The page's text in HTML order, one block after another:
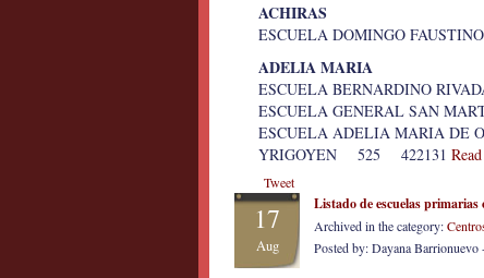
ACHIRAS
ESCUELA DOMINGO
ADELIA MARIA
ESCUELA BERNARDINO
ESCUELA GENERAL SAN
ESCUELA ADELIA MARIA DE
YRIGOYEN 525 422131
Tweet
17
Aug
Listado de escuelas
Archived in the category:
Posted by: Dayana Barrionuevo